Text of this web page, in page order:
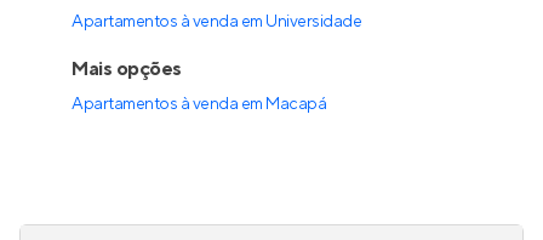
Apartamentos à venda em Universidade
Mais opções
Apartamentos à venda em Macapá